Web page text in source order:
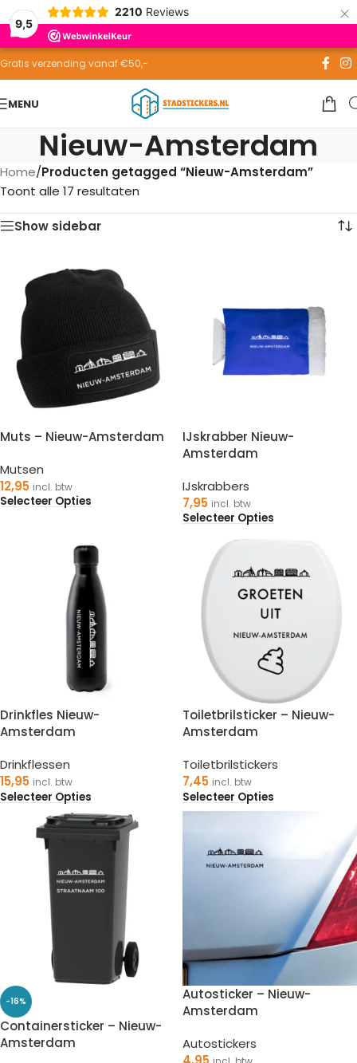
9,5
2210 Reviews ×
Skip to navigation
Skip to main content
Gratis verzending vanaf €50,-
MENU
Nieuw-Amsterdam
Home/Producten getagged “Nieuw-Amsterdam”
Toont alle 17 resultaten
Show sidebar
Muts – Nieuw-Amsterdam
Mutsen
12,95 incl. btw
Selecteer Opties
IJskrabber Nieuw-
Amsterdam
IJskrabbers
7,95 incl. btw
Selecteer Opties
Drinkfles Nieuw-
Amsterdam
Drinkflessen
15,95 incl. btw
Selecteer Opties
Toiletbrilsticker – Nieuw-
Amsterdam
Toiletbrilstickers
7,45 incl. btw
Selecteer Opties
-16%
Containersticker – Nieuw-
Amsterdam
Autosticker – Nieuw-
Amsterdam
Autostickers